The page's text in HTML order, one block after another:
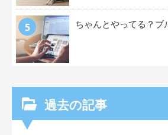
ちゃんとやってる？ブ
過去の記事